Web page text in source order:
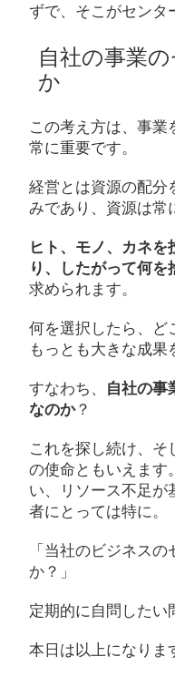
ずで、そこがセンタ
自社の事業
か
この考え方は、事業
常に重要です。
経営とは資源の配分
みであり、資源は常
ヒト、モノ、カネ
り、したがって何
求められます。
何を選択したら、ど
もっとも大きな成果
すなわち、 自社の事
なのか？
これを探し続け、そ
の使命ともいえます
い、リソース不足が
者にとっては特に。
「当社のビジネス
か？」
定期的に自問したい
本日は以上になりま